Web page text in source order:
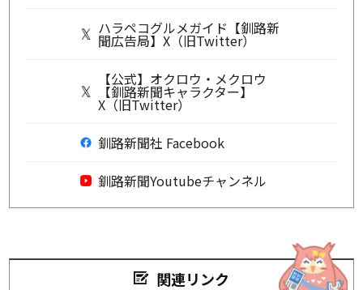
ハラペコグルメガイド【釧路新
聞広告局】X（旧Twitter）
【公式】オクロウ・メクロウ
【釧路新聞キャラクター】
X（旧Twitter）
釧路新聞社 Facebook
釧路新聞Youtubeチャンネル
関連リンク